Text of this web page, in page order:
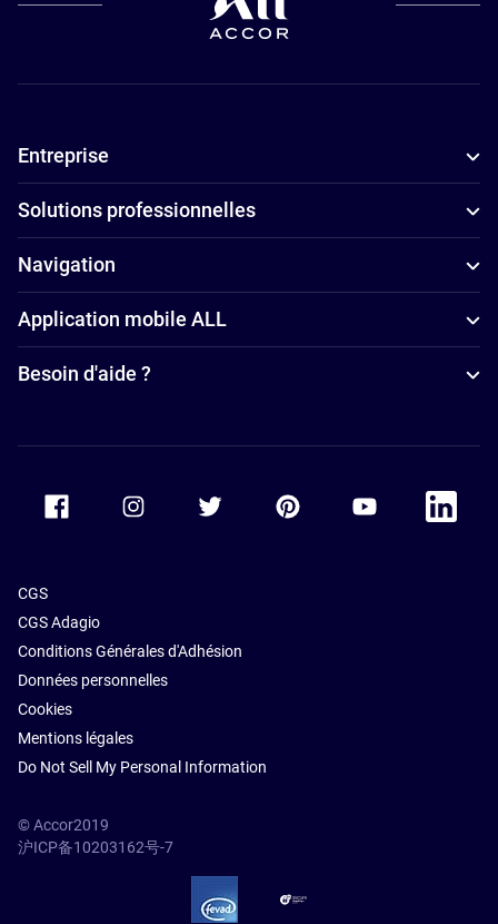
familles à
Hôtels avec
parking à
Bourges
Hôtels avec
piscine à
Bourges
Entreprise
Solutions professionnelles
Navigation
Application mobile ALL
Besoin d'aide ?
Accor Facebook Accor TwitterAccor PinterestAccor Youtube
Accor
CGS
CGS Adagio
Conditions Générales d'Adhésion
Données personnelles
Cookies
Mentions légales
Do Not Sell My Personal Information
© Accor2019
沪ICP备10203162号-7